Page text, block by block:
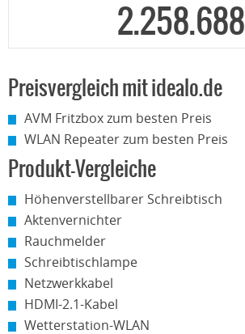
2.258.688
Preisvergleich mit idealo.de
AVM Fritzbox zum besten Preis
WLAN Repeater zum besten Preis
Produkt-Vergleiche
Höhenverstellbarer Schreibtisch
Aktenvernichter
Rauchmelder
Schreibtischlampe
Netzwerkkabel
HDMI-2.1-Kabel
Wetterstation-WLAN